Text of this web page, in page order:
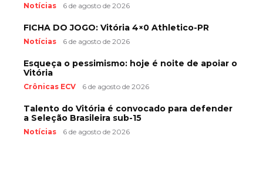
Notícias 6 de agosto de 2026
FICHA DO JOGO: Vitória 4×0 Athletico-PR
Notícias 6 de agosto de 2026
Esqueça o pessimismo: hoje é noite de apoiar o
Vitória
Crônicas ECV 6 de agosto de 2026
Talento do Vitória é convocado para defender
a Seleção Brasileira sub-15
Notícias 6 de agosto de 2026